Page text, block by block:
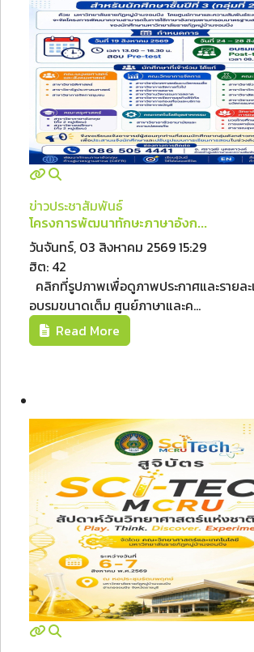
ข่าวประชาสัมพันธ์
โครงการพัฒนาทักษะภาษาอังก...
วันจันทร์, 03 สิงหาคม 2569 15:29
ฮิต: 42
คลิกที่รูปภาพเพื่อดูภาพประกาศและรายละ
อบรมขนาดเต็ม ศูนย์ภาษาและค...
Read More